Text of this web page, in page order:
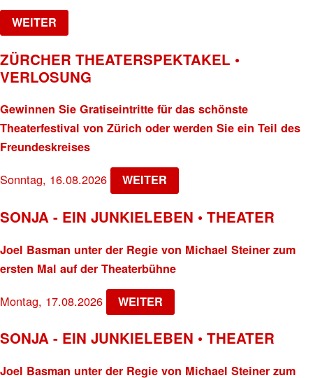
WEITER
ZÜRCHER THEATERSPEKTAKEL •
VERLOSUNG
Gewinnen Sie Gratiseintritte für das schönste
Theaterfestival von Zürich oder werden Sie ein Teil des
Freundeskreises
Sonntag, 16.08.2026 WEITER
SONJA - EIN JUNKIELEBEN • THEATER
Joel Basman unter der Regie von Michael Steiner zum
ersten Mal auf der Theaterbühne
Montag, 17.08.2026 WEITER
SONJA - EIN JUNKIELEBEN • THEATER
Joel Basman unter der Regie von Michael Steiner zum